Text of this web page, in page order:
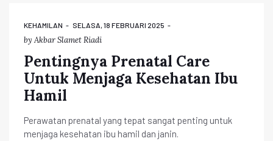
KEHAMILAN SELASA, 18 FEBRUARI 2025
by Akbar Slamet Riadi
Pentingnya Prenatal Care
Untuk Menjaga Kesehatan Ibu
Hamil
Perawatan prenatal yang tepat sangat penting untuk
menjaga kesehatan ibu hamil dan janin.